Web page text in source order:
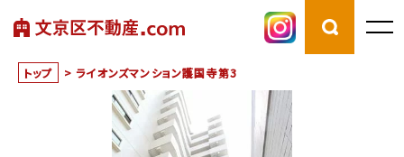
トップ > ライオンズマンション護国寺第3